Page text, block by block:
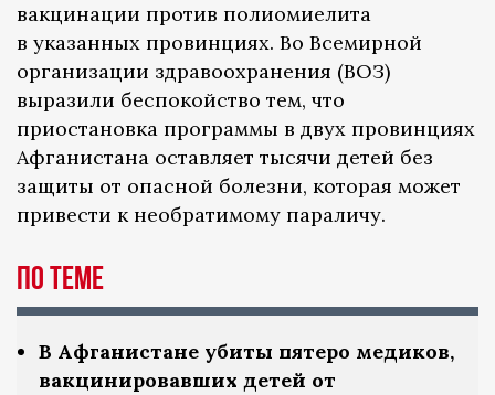
вакцинации против полиомиелита
в указанных провинциях. Во Всемирной
организации здравоохранения (ВОЗ)
выразили беспокойство тем, что
приостановка программы в двух провинциях
Афганистана оставляет тысячи детей без
защиты от опасной болезни, которая может
привести к необратимому параличу.
По теме
В Афганистане убиты пятеро медиков,
вакцинировавших детей от